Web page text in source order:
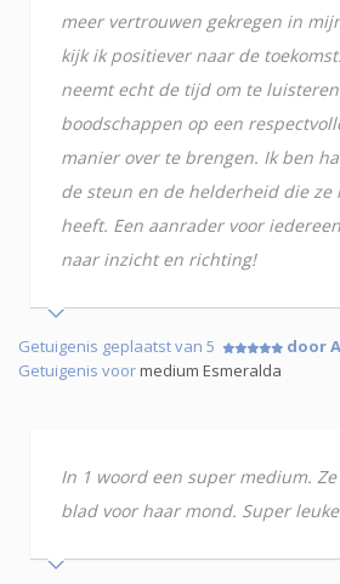
meer vertrouwen gekregen in
kijk ik positiever naar de
neemt echt de tijd om te
boodschappen op een
manier over te brengen. Ik ben
de steun en de helderheid die ze
heeft. Een aanrader voor
naar inzicht en richting!
Getuigenis geplaatst van 5
door
Getuigenis voormedium Esmeralda
In 1 woord een super medium.
blad voor haar mond. Super